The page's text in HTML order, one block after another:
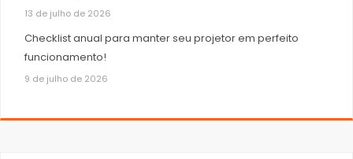
13 de julho de 2026
Checklist anual para manter seu projetor em perfeito
funcionamento!
9 de julho de 2026